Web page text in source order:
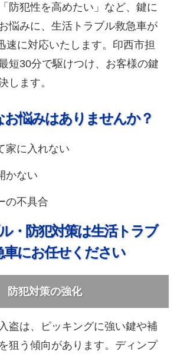
防犯性を高めたい」など、鍵に
悩みに、生活トラブル救急車が
速に対応いたします。印西市担
短30分で駆けつけ、お客様の鍵
します。
お悩みはありませんか？
家に入れない
かない
の不具合
・防犯対策は生活トラブ
車にお任せください
防犯対策の強化
盗は、ピッキングに強い鍵や補
狙う傾向があります。ディンプ